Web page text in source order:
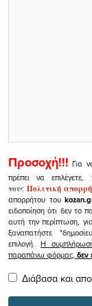
Προσοχή!!! Για
πρέπει να
τουςΠολιτική
απορρήτου του
ειδοποίηση ότι δεν το
αυτή την περίπτωση,
ξαναπατήστε
επιλογή.Η
παραπάνω φόρμας, δεν
Διάβασα και